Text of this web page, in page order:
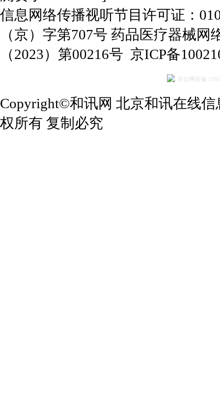
信息网络传播视听节目许可证：
（京）字第707号 药品医疗器械网
（2023）第00216号 京ICP备
京公网安备
Copyright©和讯网 北京和讯在线信
权所有 复制必究